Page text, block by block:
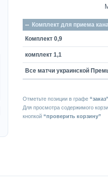
-- Комплект для приема
Комплект 0,9
комплект 1,1
Все матчи украинской
Отметьте позиции в графе
Для просмотра содержимого
кнопкой “проверить корзину”